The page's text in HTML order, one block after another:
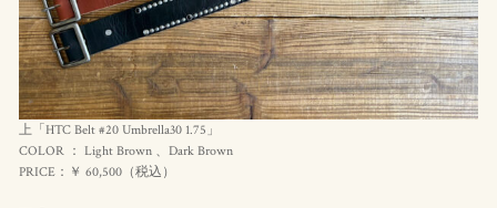
上「HTC Belt #20 Umbrella30 1.75」
COLOR ： Light Brown 、Dark Brown
PRICE：￥ 60,500（税込 ）